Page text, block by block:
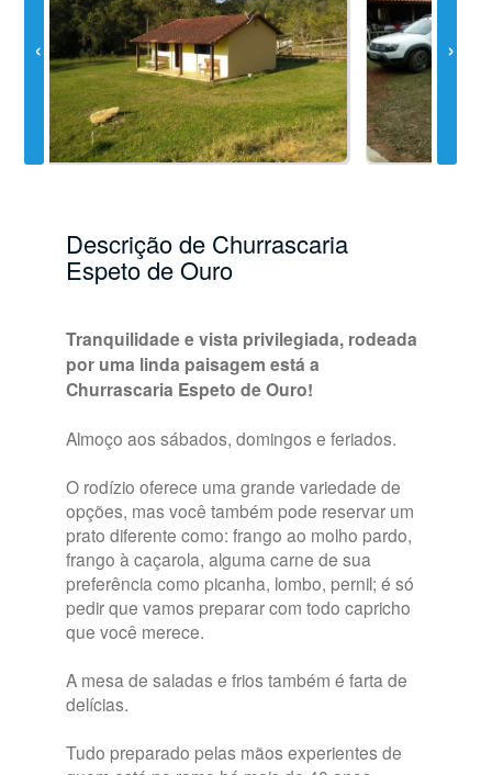
Descrição de Churrascaria
Espeto de Ouro
Tranquilidade e vista privilegiada, rodeada
por uma linda paisagem está a
Churrascaria Espeto de Ouro!
Almoço aos sábados, domingos e feriados.
O rodízio oferece uma grande variedade de
opções, mas você também pode reservar um
prato diferente como: frango ao molho pardo,
frango à caçarola, alguma carne de sua
preferência como picanha, lombo, pernil; é só
pedir que vamos preparar com todo capricho
que você merece.
A mesa de saladas e frios também é farta de
delícias.
Tudo preparado pelas mãos experientes de